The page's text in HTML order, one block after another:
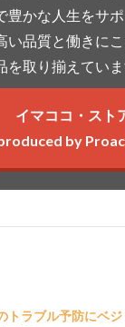
豊かな人生をサ
い品質と働きに
を取り揃えていま
イマココ・スト
by
トラブル予防にベジ